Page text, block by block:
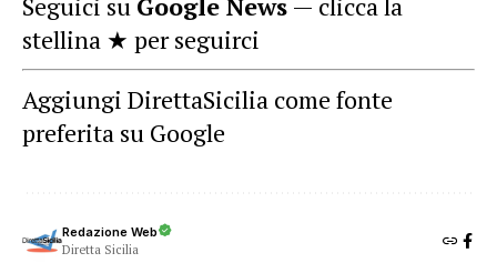
stellina ★ per seguirci
Aggiungi DirettaSicilia come fonte
preferita su Google
Redazione Web
Diretta Sicilia